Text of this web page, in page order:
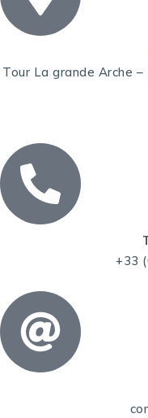
Tour La grande Arche
+33